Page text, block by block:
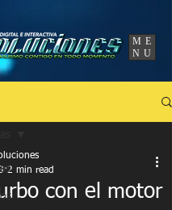
ME
NU
con el motor
2 min read